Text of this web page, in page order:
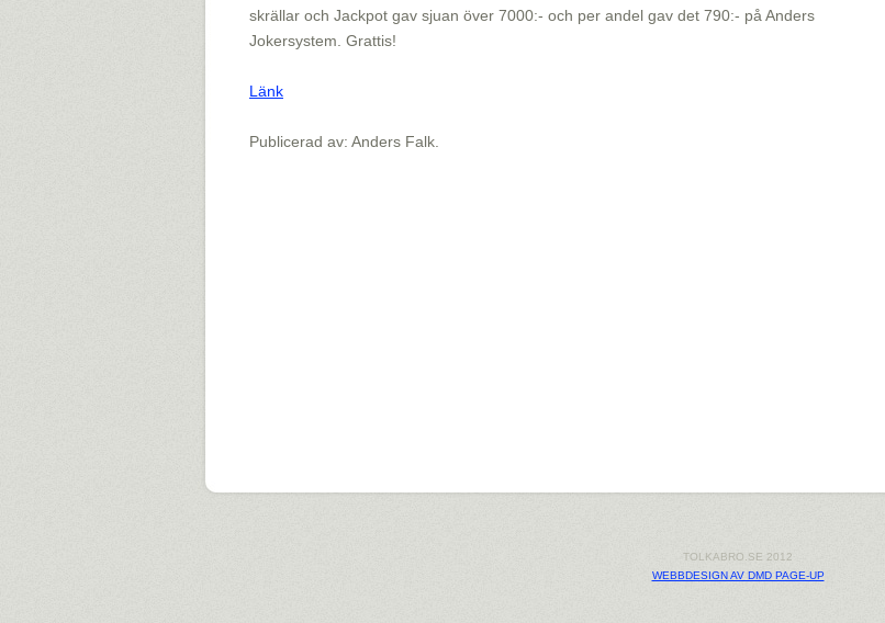
skrällar och Jackpot gav sjuan över 7000:- och per andel gav det 790:- på Anders
Jokersystem. Grattis!
Länk
Publicerad av: Anders Falk.
TOLKABRO.SE 2012
WEBBDESIGN AV DMD PAGE-UP